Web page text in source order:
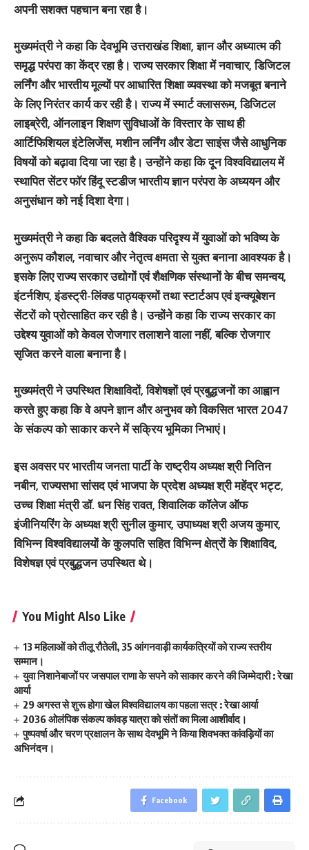
अपनी सशक्त पहचान बना रहा है।
मुख्यमंत्री ने कहा कि देवभूमि उत्तराखंड शिक्षा, ज्ञान और अध्यात्म की
समृद्ध परंपरा का केंद्र रहा है। राज्य सरकार शिक्षा में नवाचार, डिजिटल
लर्निंग और भारतीय मूल्यों पर आधारित शिक्षा व्यवस्था को मजबूत बनाने
के लिए निरंतर कार्य कर रही है। राज्य में स्मार्ट क्लासरूम, डिजिटल
लाइब्रेरी, ऑनलाइन शिक्षण सुविधाओं के विस्तार के साथ ही
आर्टिफिशियल इंटेलिजेंस, मशीन लर्निंग और डेटा साइंस जैसे आधुनिक
विषयों को बढ़ावा दिया जा रहा है। उन्होंने कहा कि दून विश्वविद्यालय में
स्थापित सेंटर फॉर हिंदू स्टडीज भारतीय ज्ञान परंपरा के अध्ययन और
अनुसंधान को नई दिशा देगा।
मुख्यमंत्री ने कहा कि बदलते वैश्विक परिदृश्य में युवाओं को भविष्य के
अनुरूप कौशल, नवाचार और नेतृत्व क्षमता से युक्त बनाना आवश्यक है।
इसके लिए राज्य सरकार उद्योगों एवं शैक्षणिक संस्थानों के बीच समन्वय,
इंटर्नशिप, इंडस्ट्री-लिंक्ड पाठ्यक्रमों तथा स्टार्टअप एवं इन्क्यूबेशन
सेंटरों को प्रोत्साहित कर रही है। उन्होंने कहा कि राज्य सरकार का
उद्देश्य युवाओं को केवल रोजगार तलाशने वाला नहीं, बल्कि रोजगार
सृजित करने वाला बनाना है।
मुख्यमंत्री ने उपस्थित शिक्षाविदों, विशेषज्ञों एवं प्रबुद्धजनों का आह्वान
करते हुए कहा कि वे अपने ज्ञान और अनुभव को विकसित भारत 2047
के संकल्प को साकार करने में सक्रिय भूमिका निभाएं।
इस अवसर पर भारतीय जनता पार्टी के राष्ट्रीय अध्यक्ष श्री नितिन
नबीन, राज्यसभा सांसद एवं भाजपा के प्रदेश अध्यक्ष श्री महेंद्र भट्ट,
उच्च शिक्षा मंत्री डॉ. धन सिंह रावत, शिवालिक कॉलेज ऑफ
इंजीनियरिंग के अध्यक्ष श्री सुनील कुमार, उपाध्यक्ष श्री अजय कुमार,
विभिन्न विश्वविद्यालयों के कुलपति सहित विभिन्न क्षेत्रों के शिक्षाविद,
विशेषज्ञ एवं प्रबुद्धजन उपस्थित थे।
You Might Also Like
13 महिलाओं को तीलू रौतेली, 35 आंगनवाड़ी कार्यकत्रियों को राज्य स्तरीय
सम्मान।
युवा निशानेबाजों पर जसपाल राणा के सपने को साकार करने की जिम्मेदारी : रेखा
आर्या
29 अगस्त से शुरू होगा खेल विश्वविद्यालय का पहला सत्र : रेखा आर्या
2036 ओलंपिक संकल्प कांवड़ यात्रा को संतों का मिला आशीर्वाद।
पुष्पवर्षा और चरण प्रक्षालन के साथ देवभूमि ने किया शिवभक्त कांवड़ियों का
अभिनंदन।
Facebook